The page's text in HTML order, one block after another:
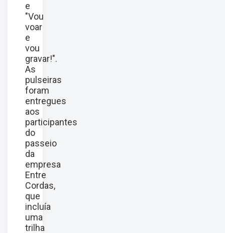
e
"Vou
voar
e
vou
gravar!".
As
pulseiras
foram
entregues
aos
participantes
do
passeio
da
empresa
Entre
Cordas,
que
incluía
uma
trilha